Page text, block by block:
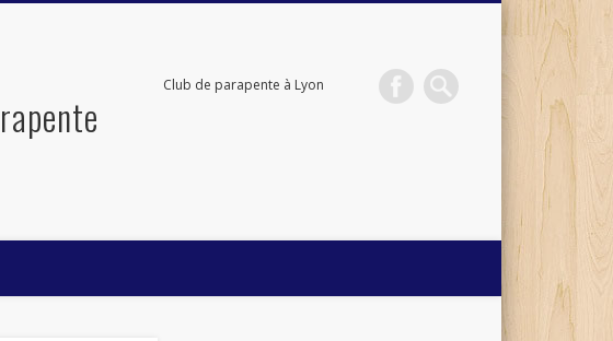
Club de parapente à Lyon